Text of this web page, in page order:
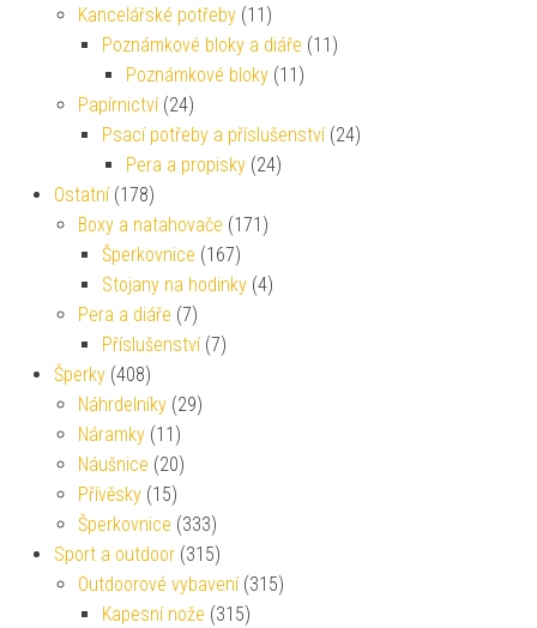
Kancelářské potřeby (11)
Poznámkové bloky a diáře (11)
Poznámkové bloky (11)
Papírnictví (24)
Psací potřeby a příslušenství (24)
Pera a propisky (24)
Ostatní (178)
Boxy a natahovače (171)
Šperkovnice (167)
Stojany na hodinky (4)
Pera a diáře (7)
Příslušenství (7)
Šperky (408)
Náhrdelníky (29)
Náramky (11)
Náušnice (20)
Přívěsky (15)
Šperkovnice (333)
Sport a outdoor (315)
Outdoorové vybavení (315)
Kapesní nože (315)